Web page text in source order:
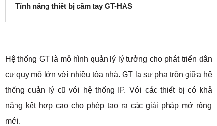
Tính năng thiết bị cầm tay GT-HAS
Hệ thống GT là mô hình quản lý lý tưởng cho phát triển dân
cư quy mô lớn với nhiều tòa nhà. GT là sự pha trộn giữa hệ
thống quản lý cũ với hệ thống IP. Với các thiết bị có khả
năng kết hợp cao cho phép tạo ra các giải pháp mở rộng
mới.